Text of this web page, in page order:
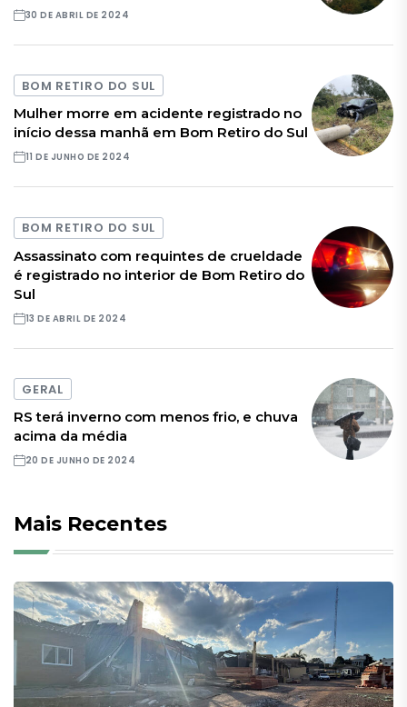
30 DE ABRIL DE 2024
BOM RETIRO DO SUL
Mulher morre em acidente registrado no
início dessa manhã em Bom Retiro do Sul
11 DE JUNHO DE 2024
BOM RETIRO DO SUL
Assassinato com requintes de crueldade
é registrado no interior de Bom Retiro do
Sul
13 DE ABRIL DE 2024
GERAL
RS terá inverno com menos frio, e chuva
acima da média
20 DE JUNHO DE 2024
Mais Recentes